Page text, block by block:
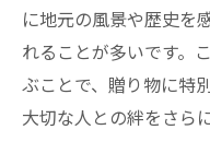
自然をテー
大自然を感
芦屋市ならでは
特別な瞬間
に地元の風景や歴史を
れることが多いです。
ぶことで、贈り物に特
大切な人との絆をさら